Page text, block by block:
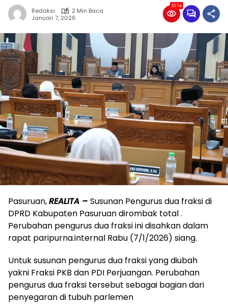
Redaksi
2 Min Baca
Januari 7, 2026
1074
Pasuruan,REALITA – Susunan Pengurus dua fraksi di
DPRD Kabupaten Pasuruan dirombak total .
Perubahan pengurus dua fraksi ini disahkan dalam
rapat paripurna.internal Rabu (7/1/2026) siang.
Untuk susunan pengurus dua fraksi yang diubah
yakni Fraksi PKB dan PDI Perjuangan. Perubahan
pengurus dua fraksi tersebut sebagai bagian dari
penyegaran di tubuh parlemen